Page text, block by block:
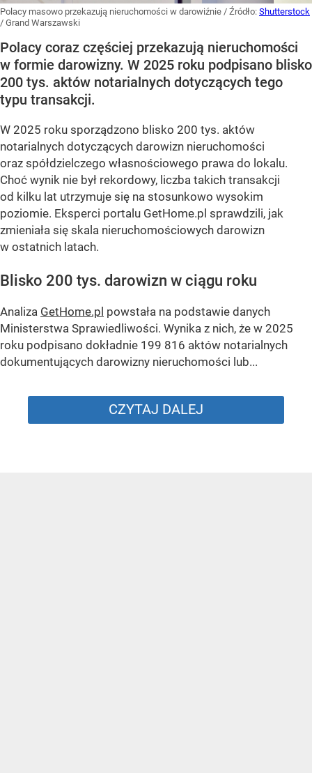
Polacy masowo przekazują nieruchomości w darowiźnie / Źródło: Shutterstock
/ Grand Warszawski
Polacy coraz częściej przekazują nieruchomości
w formie darowizny. W 2025 roku podpisano blisko
200 tys. aktów notarialnych dotyczących tego
typu transakcji.
W 2025 roku sporządzono blisko 200 tys. aktów
notarialnych dotyczących darowizn nieruchomości
oraz spółdzielczego własnościowego prawa do lokalu.
Choć wynik nie był rekordowy, liczba takich transakcji
od kilku lat utrzymuje się na stosunkowo wysokim
poziomie. Eksperci portalu GetHome.pl sprawdzili, jak
zmieniała się skala nieruchomościowych darowizn
w ostatnich latach.
Blisko 200 tys. darowizn w ciągu roku
Analiza GetHome.pl powstała na podstawie danych
Ministerstwa Sprawiedliwości. Wynika z nich, że w 2025
roku podpisano dokładnie 199 816 aktów notarialnych
dokumentujących darowizny nieruchomości lub...
CZYTAJ DALEJ